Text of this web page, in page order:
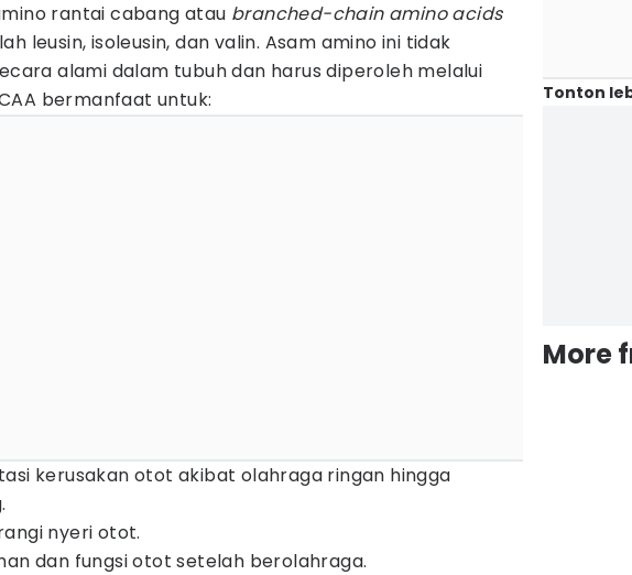
rantai cabang atau branched-chain amino acids
leusin, isoleusin, dan valin. Asam amino ini tidak
alami dalam tubuh dan harus diperoleh melalui
bermanfaat untuk:
kerusakan otot akibat olahraga ringan hingga
nyeri otot.
dan fungsi otot setelah berolahraga.
Tonton
More